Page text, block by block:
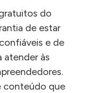
do
de estar
e de
atender às
conteúdo que